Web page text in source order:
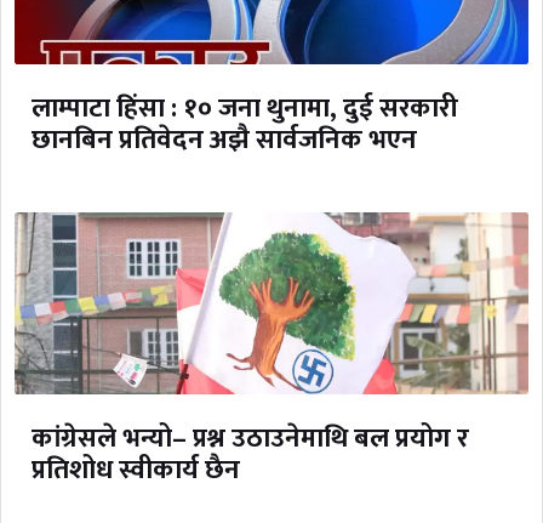
लाम्पाटा हिंसा : १० जना थुनामा, दुई सरकारी
छानबिन प्रतिवेदन अझै सार्वजनिक भएन
कांग्रेसले भन्यो– प्रश्न उठाउनेमाथि बल प्रयोग र
प्रतिशोध स्वीकार्य छैन